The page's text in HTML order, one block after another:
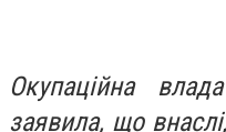
Окупаційна
заявила, що